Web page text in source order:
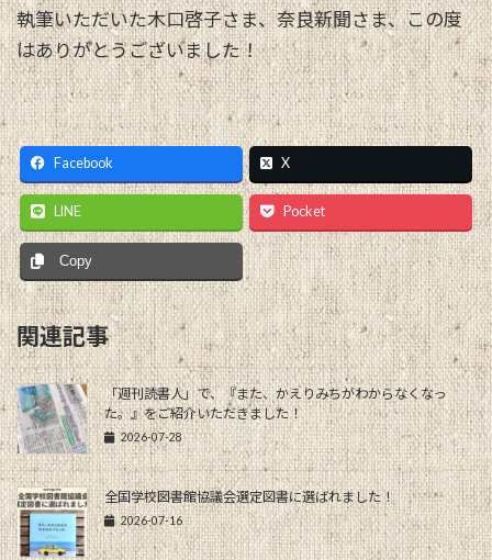
執筆いただいた木口啓子さま、奈良新聞さま、この度
はありがとうございました！
Facebook X
LINE Pocket
Copy
関連記事
「週刊読書人」で、『また、かえりみちがわからなくなっ
た。』をご紹介いただきました！
2026-07-28
全国学校図書館協議会選定図書に選ばれました！
2026-07-16